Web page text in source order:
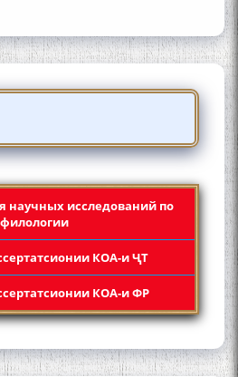
научных исследований по
КОА-и ҶТ
КОА-и ФР
СОМОНӢ